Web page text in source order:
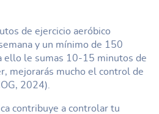
de ejercicio aeróbico
y un mínimo de 150
ello le sumas 10-15 minutos de
mejorarás mucho el control de
2024).
contribuye a controlar tu